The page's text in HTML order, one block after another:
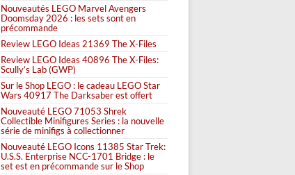
Nouveautés LEGO Marvel Avengers
Doomsday 2026 : les sets sont en
précommande
Review LEGO Ideas 21369 The X-Files
Review LEGO Ideas 40896 The X-Files:
Scully’s Lab (GWP)
Sur le Shop LEGO : le cadeau LEGO Star
Wars 40917 The Darksaber est offert
Nouveauté LEGO 71053 Shrek
Collectible Minifigures Series : la nouvelle
série de minifigs à collectionner
Nouveauté LEGO Icons 11385 Star Trek:
U.S.S. Enterprise NCC-1701 Bridge : le
set est en précommande sur le Shop